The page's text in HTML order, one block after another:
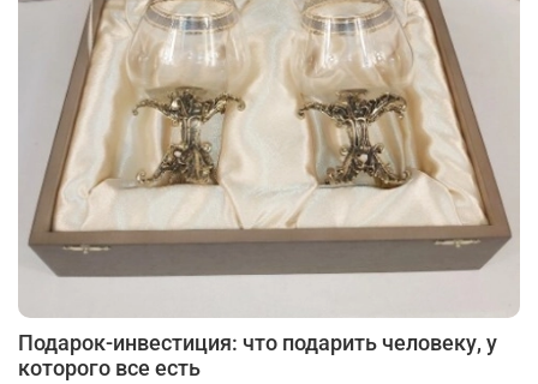
Подарок-инвестиция: что подарить человеку, у
которого все есть